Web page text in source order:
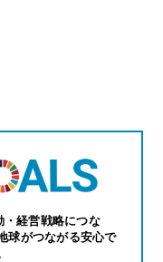
・経営戦略につな
球がつながる安心で